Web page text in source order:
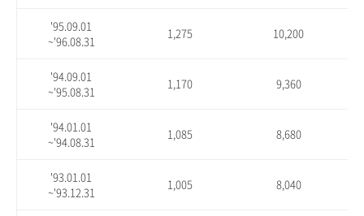
'95.09.01
~'96.08.31
1,275 10,200
'94.09.01
~'95.08.31
1,170 9,360
'94.01.01
~'94.08.31
1,085 8,680
'93.01.01
~'93.12.31
1,005 8,040